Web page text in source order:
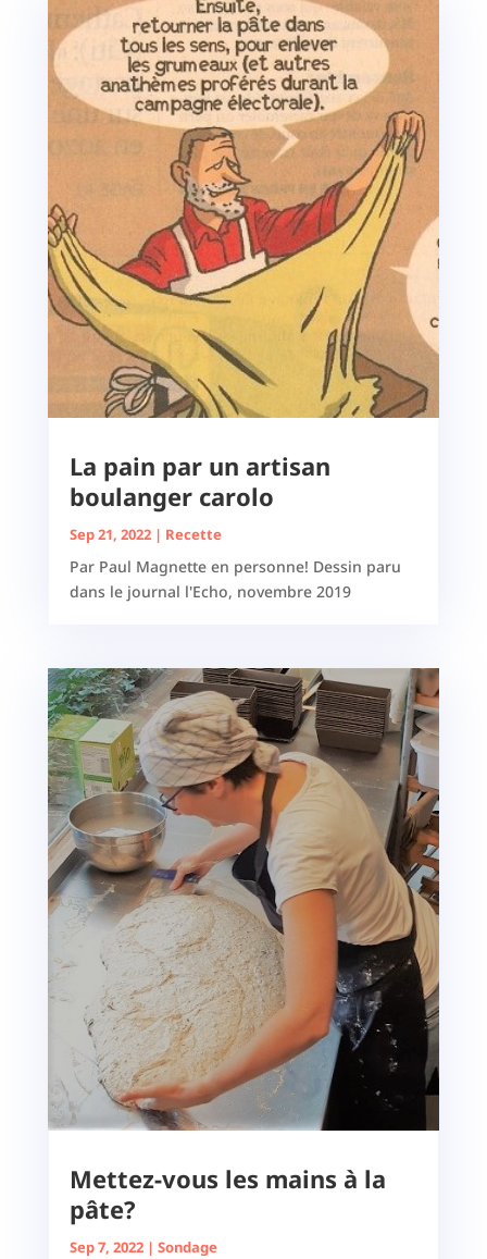
La pain par un artisan
boulanger carolo
Sep 21, 2022| Recette
Par Paul Magnette en personne! Dessin paru
dans le journal l'Echo, novembre 2019
Mettez-vous les mains à la
pâte?
Sep 7, 2022| Sondage